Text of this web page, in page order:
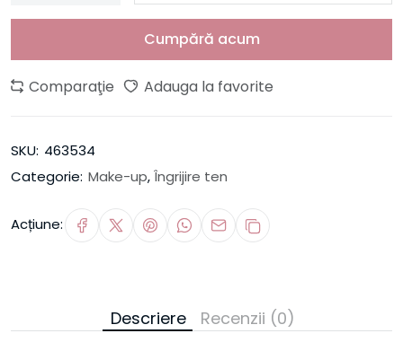
Cumpără acum
Comparaţie Adauga la favorite
SKU: 463534
Categorie: Make-up,Îngrijire ten
Acțiune:
Descriere Recenzii (0)